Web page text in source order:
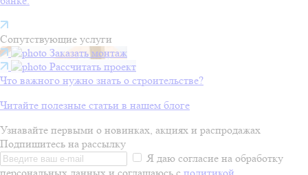
Сопутствующие услуги
Заказать монтаж
Рассчитать проект
Что важного нужно знать о строительстве?
Читайте полезные статьи в нашем блоге
Узнавайте первыми о новинках, акциях и распродажах
Подпишитесь на рассылку
Я даю согласие на обработку